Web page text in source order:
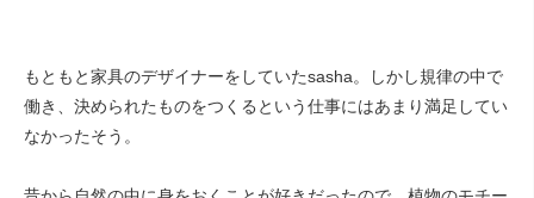
もともと家具のデザイナーをしていたsasha。しかし規律の中で
働き、決められたものをつくるという仕事にはあまり満足してい
なかったそう。